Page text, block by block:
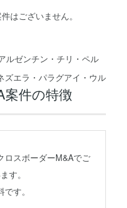
はございません。
ルゼンチン・チリ・ペル
ズエラ・パラグアイ・ウル
案件の特徴
ロスボーダーM&Aでご
す。
す。